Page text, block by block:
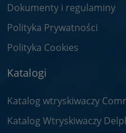
Dokumenty i regulaminy
Polityka Prywatności
Polityka Cookies
Katalogi
Katalog wtryskiwaczy
Katalog Wtryskiwaczy